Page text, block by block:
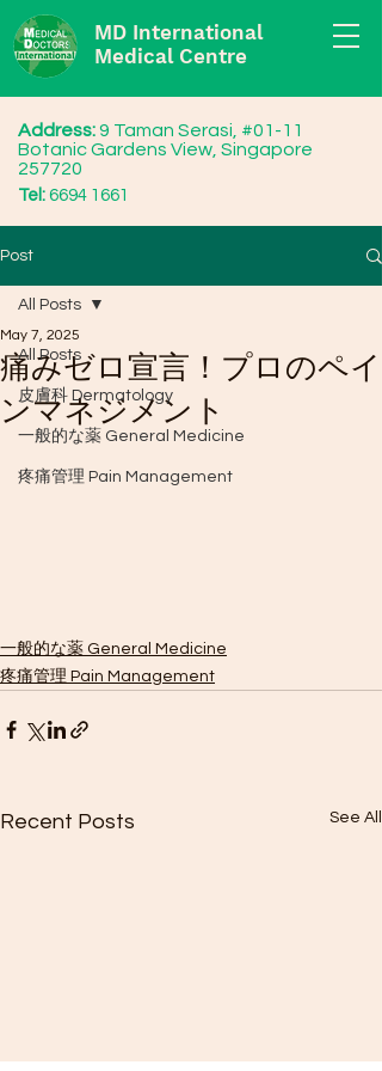
MD International
Medical Centre
Address:9 Taman Serasi, #01-11
Botanic Gardens View, Singapore
257720
Tel: 6694 1661
Post
All Posts
皮膚科 Dermatology
一般的な薬 General Medicine
疼痛管理 Pain Management
All Posts
痛みゼロ宣言！プロのペイ
ンマネジメント
May 7, 2025
一般的な薬 General Medicine
疼痛管理 Pain Management
Recent Posts See All